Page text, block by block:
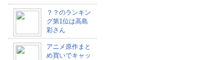
？？のランキン
グ第1位は高島
彩さん
アニメ原作まと
め買いでキャッ